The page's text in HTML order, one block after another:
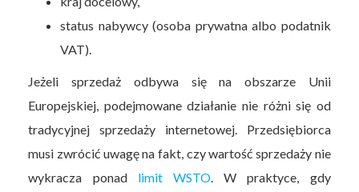
status nabywcy (osoba prywatna albo podatnik
VAT).
Jeżeli sprzedaż odbywa się na obszarze Unii
Europejskiej, podejmowane działanie nie różni się od
tradycyjnej sprzedaży internetowej. Przedsiębiorca
musi zwrócić uwagę na fakt, czy wartość sprzedaży nie
wykracza ponad limit WSTO . W praktyce, gdy